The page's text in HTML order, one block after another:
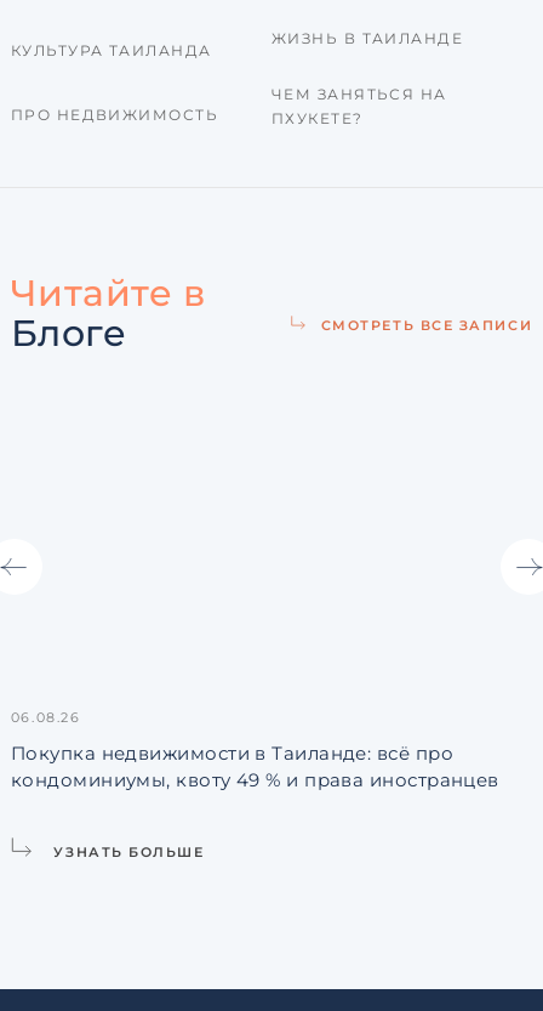
КУЛЬТУРА ТАИЛАНДА
ПРО НЕДВИЖИМОСТЬ
ЖИЗНЬ В ТАИЛАНДЕ
ЧЕМ ЗАНЯТЬСЯ НА
ПХУКЕТЕ?
Читайте в
Блоге
СМОТРЕТЬ ВСЕ ЗАПИСИ
06.08.26
Покупка недвижимости в Таиланде: всё про
кондоминиумы, квоту 49 % и права иностранцев
УЗНАТЬ БОЛЬШЕ